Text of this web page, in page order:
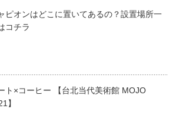
ピオンはどこに置いてあるの？設置場所一
コチラ
ト×コーヒー 【台北当代美術館 MOJO
】